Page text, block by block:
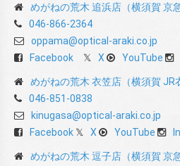
めがねの荒木 追浜店（横須賀 京
046-866-2364
oppama@optical-araki.co.jp
Facebook
X YouTube
めがねの荒木 衣笠店（横須賀 JR
046-851-0838
kinugasa@optical-araki.co.jp
Facebook
X YouTube
めがねの荒木 逗子店（横須賀 京